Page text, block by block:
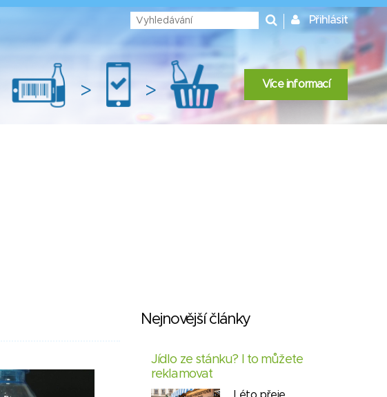
Přihlásit
> > Více informací
Nejnovější články
Jídlo ze stánku? I to můžete
reklamovat